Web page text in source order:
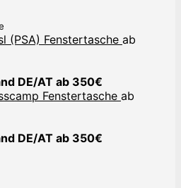
(PSA) Fenstertasche ab
DE/AT ab 350€
Fenstertasche ab
DE/AT ab 350€